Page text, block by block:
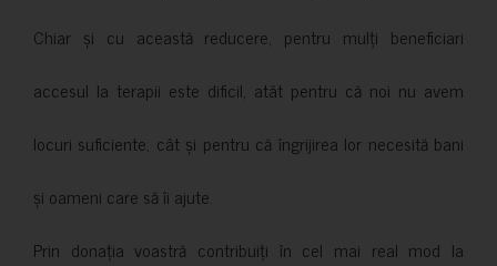
Chiar și cu această reducere, pentru mulți beneficiari
accesul la terapii este dificil, atât pentru că noi nu avem
locuri suficiente, cât și pentru că îngrijirea lor necesită bani
și oameni care să îi ajute.
Prin donația voastră contribuiți în cel mai real mod la